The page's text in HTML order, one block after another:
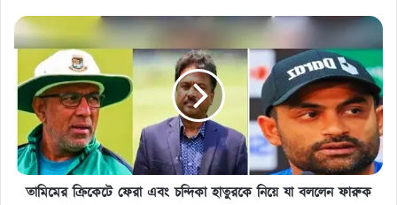
তামিমের
ক্রিকেটে
এবং
চন্দিকা
হাতুরকে
নিয়ে
যা
বললেন
ফারুক
তামিমের ক্রিকেটে ফেরা এবং চন্দিকা হাতুরকে নিয়ে যা বললেন ফারুক